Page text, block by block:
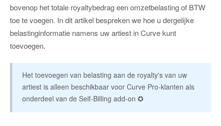
Betalingen
bovenop het totale royaltybedrag een omzetbelasting of BTW
toe te voegen. In dit artikel bespreken we hoe u dergelijke
belastinginformatie namens uw artiest in Curve kunt
toevoegen.
Het toevoegen van belasting aan de royalty's van uw
artiest is alleen beschikbaar voor Curve Pro-klanten als
onderdeel van de Self-Billing add-on ✪